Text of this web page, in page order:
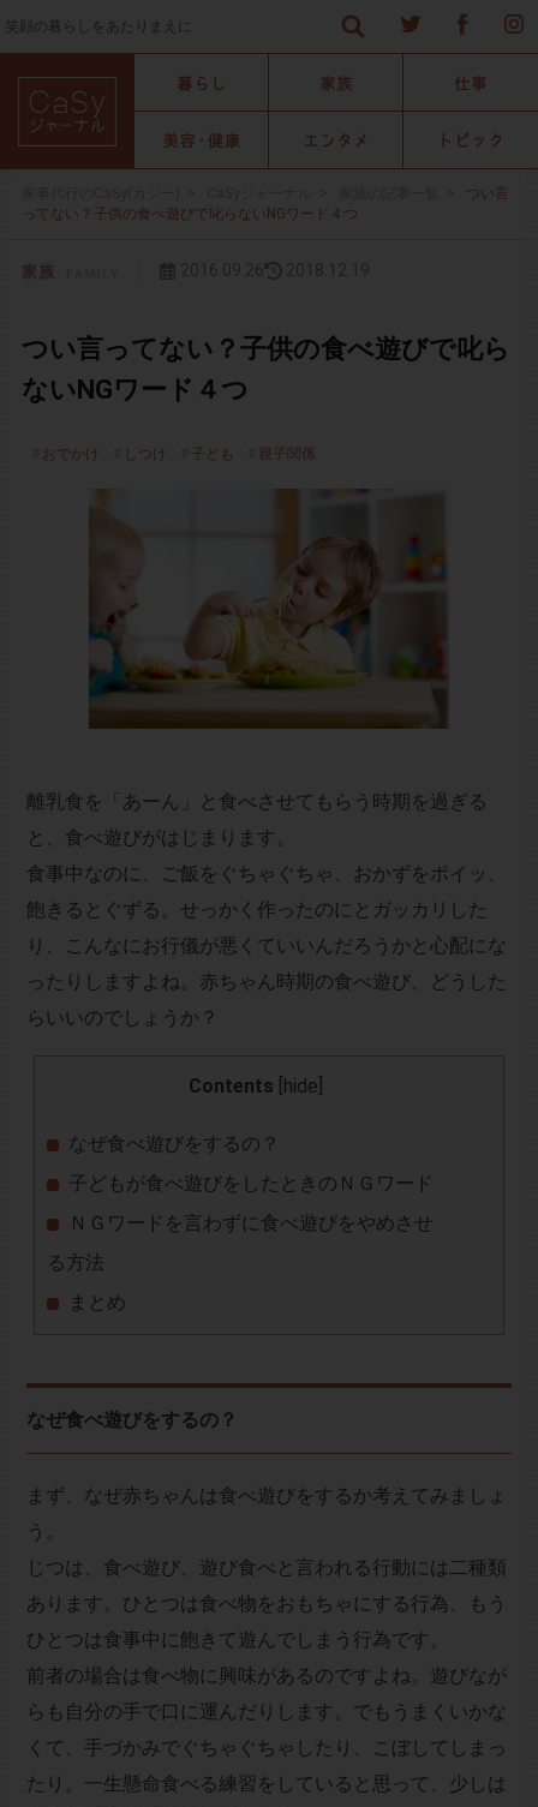
笑顔の暮らしをあたりまえに
つい言
ってない？子供の食べ遊びで叱らないNGワード４つ
つい言ってない？子供の食べ遊びで叱ら
ないNGワード４つ
おでかけ しつけ 子ども 親子関係
離乳食を「あーん」と食べさせてもらう時期を過ぎる
と、食べ遊びがはじまります。
食事中なのに、ご飯をぐちゃぐちゃ、おかずをポイッ、
飽きるとぐずる。せっかく作ったのにとガッカリした
り、こんなにお行儀が悪くていいんだろうかと心配にな
ったりしますよね。赤ちゃん時期の食べ遊び、どうした
らいいのでしょうか？
Contents hide
なぜ食べ遊びをするの？
子どもが食べ遊びをしたときのＮＧワード
ＮＧワードを言わずに食べ遊びをやめさせ
る方法
まとめ
なぜ食べ遊びをするの？
まず、なぜ赤ちゃんは食べ遊びをするか考えてみましょ
う。
じつは、食べ遊び、遊び食べと言われる行動には二種類
あります。ひとつは食べ物をおもちゃにする行為、もう
ひとつは食事中に飽きて遊んでしまう行為です。
前者の場合は食べ物に興味があるのですよね。遊びなが
らも自分の手で口に運んだりします。でもうまくいかな
くて、手づかみでぐちゃぐちゃしたり、こぼしてしまっ
たり。一生懸命食べる練習をしていると思って、少しは